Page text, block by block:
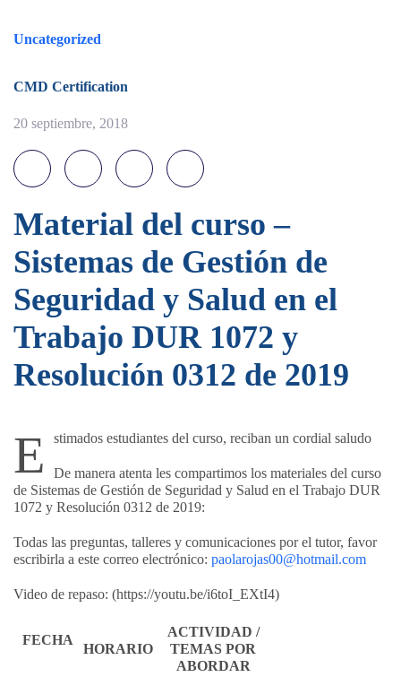
Uncategorized
CMD Certification
20 septiembre, 2018
Material del curso –
Sistemas de Gestión de
Seguridad y Salud en el
Trabajo DUR 1072 y
Resolución 0312 de 2019
E stimados estudiantes del curso, reciban un cordial saludo
De manera atenta les compartimos los materiales del curso
de Sistemas de Gestión de Seguridad y Salud en el Trabajo DUR
1072 y Resolución 0312 de 2019:
Todas las preguntas, talleres y comunicaciones por el tutor, favor
escribirla a este correo electrónico: paolarojas00@hotmail.com
Video de repaso: (https://youtu.be/i6toI_EXtI4​)
FECHA
HORARIO
ACTIVIDAD /
TEMAS POR
ABORDAR